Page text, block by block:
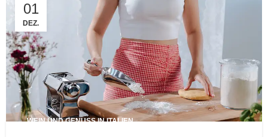
01
DEZ.
WEIN UND GENUSS IN ITALIEN